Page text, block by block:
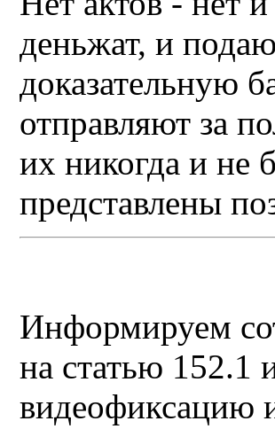
деньжат, и
доказательную
отправляют за
их никогда и не
представлены
Информируем
на статью 152.1
видеофиксацию